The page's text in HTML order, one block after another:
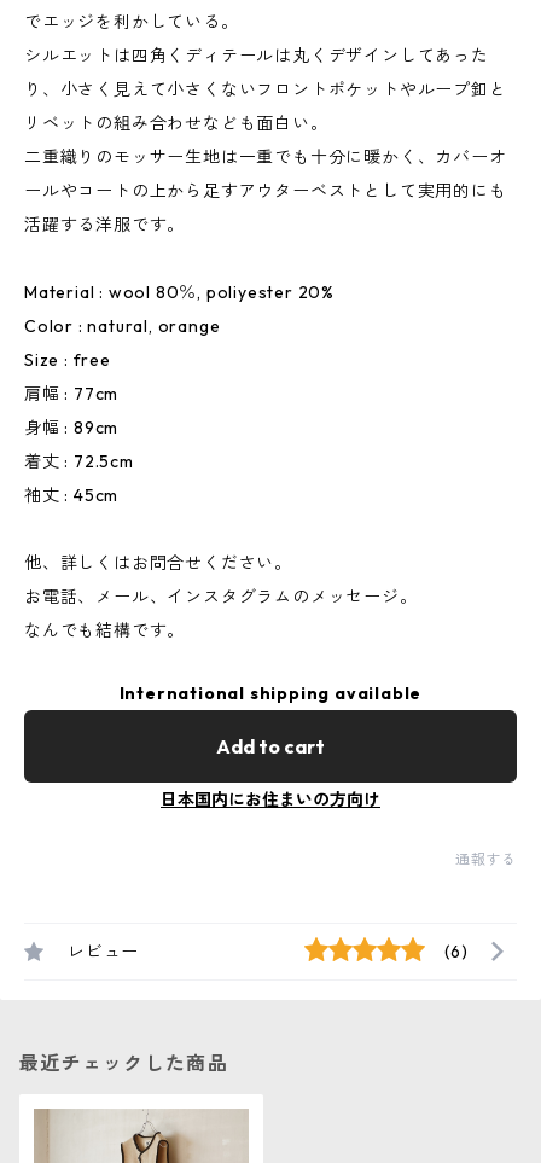
でエッジを利かしている。
シルエットは四角くディテールは丸くデザインしてあった
り、小さく見えて小さくないフロントポケットやループ釦と
リベットの組み合わせなども面白い。
二重織りのモッサー生地は一重でも十分に暖かく、カバーオ
ールやコートの上から足すアウターベストとして実用的にも
活躍する洋服です。
Material : wool 80％, poliyester 20%
Color : natural, orange
Size : free
肩幅 : 77cm
身幅 : 89cm
着丈 : 72.5cm
袖丈 : 45cm
他、詳しくはお問合せください。
お電話、メール、インスタグラムのメッセージ。
なんでも結構です。
International shipping available
Add to cart
日本国内にお住まいの方向け
通報する
レビュー (6)
最近チェックした商品